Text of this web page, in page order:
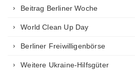
Beitrag Berliner Woche
World Clean Up Day
Berliner Freiwilligenbörse
Weitere Ukraine-Hilfsgüter